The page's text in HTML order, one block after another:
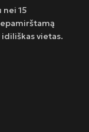
nei 15
vietas.